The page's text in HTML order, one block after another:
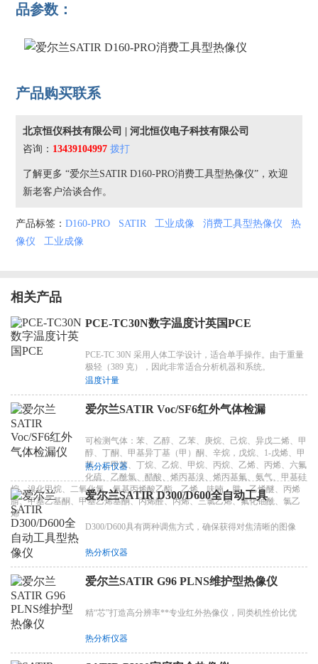
品参数：
产品购买联系
北京恒仪科技有限公司 | 河北恒仪电子科技有限公司
咨询： 13439104997 拨打
了解更多 “爱尔兰SATIR D160-PRO消费工具型热像仪”，欢迎
新老客户洽谈合作。
产品标签： D160-PRO SATIR 工业成像 消费工具型热像仪
热
像仪
工业成像
相关产品
PCE-TC30N数字温度计英国PCE
PCE-TC 30N 采用人体工学设计，适合单手操作。由于重量
极轻（389 克），因此非常适合分析机器和系统。
温度计量
爱尔兰SATIR Voc/SF6红外气体检漏
可检测气体：苯、乙醇、乙苯、庚烷、己烷、异戊二烯、甲
醇、丁酮、甲基异丁基（甲）酮、辛烷，戊烷、1-戊烯、甲
苯、二甲苯、丁烷、乙烷、甲烷、丙烷、乙烯、丙烯、六氟
化硫、乙酰氯、醋酸、烯丙基溴、烯丙基氟、氨气、甲基硅
烷、溴化甲烷、二氧化氯、氰基丙烯酸乙酯、乙烯、呋喃、肼、乙烯醚、丙烯
腈、甲基乙基酮、甲基乙烯基酮、丙烯醛、丙烯、三氯乙烯、氟化铀酰、氯乙
烯
热分析仪器
爱尔兰SATIR D300/D600全自动工具
D300/D600具有两种调焦方式，确保获得对焦清晰的图像
热分析仪器
爱尔兰SATIR G96 PLNS维护型热像仪
精“芯”打造高分辨率**专业红外热像仪，同类机性价比优
热分析仪器